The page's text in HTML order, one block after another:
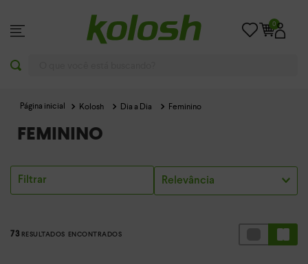
0
O que você está buscando?
Kolosh Dia a Dia Feminino
FEMININO
Filtrar Relevância
73